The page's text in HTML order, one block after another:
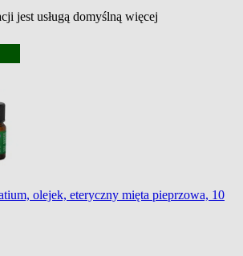
jest usługą domyślną więcej
olejek, eteryczny mięta pieprzowa, 10